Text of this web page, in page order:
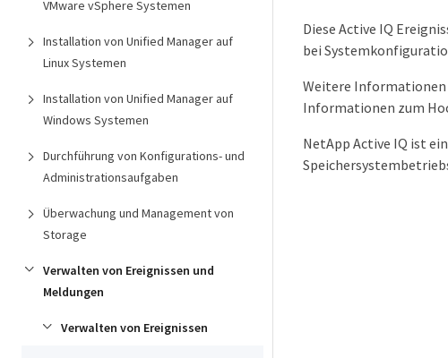
VMware vSphere Systemen
Installation von Unified Manager auf
Linux Systemen
Installation von Unified Manager auf
Windows Systemen
Durchführung von Konfigurations- und
Administrationsaufgaben
Überwachung und Management von
Storage
Verwalten von Ereignissen und
Meldungen
Verwalten von Ereignissen
Diese Active IQ
bei
Weitere
Informationen zum
NetApp Active IQ ist